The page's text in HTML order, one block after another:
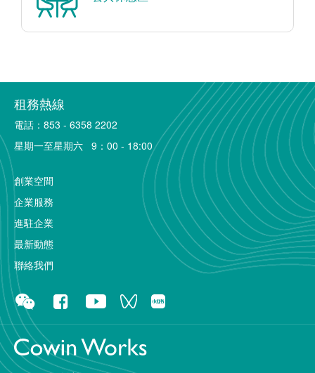
租務熱線
電話：853 - 6358 2202
星期一至星期六 9：00 - 18:00
創業空間
企業服務
進駐企業
最新動態
聯絡我們